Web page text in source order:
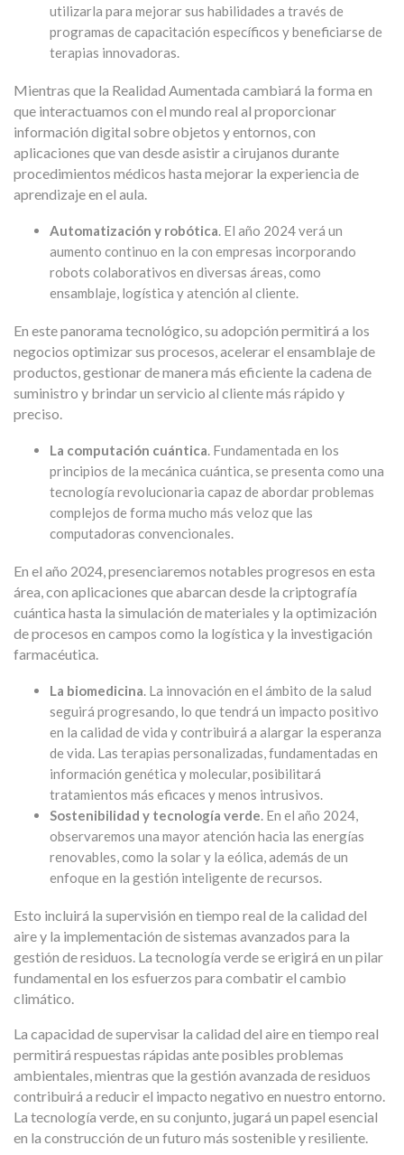
utilizarla para mejorar sus habilidades a través de
programas de capacitación específicos y beneficiarse de
terapias innovadoras.
Mientras que la Realidad Aumentada cambiará la forma en
que interactuamos con el mundo real al proporcionar
información digital sobre objetos y entornos, con
aplicaciones que van desde asistir a cirujanos durante
procedimientos médicos hasta mejorar la experiencia de
aprendizaje en el aula.
Automatización y robótica. El año 2024 verá un
aumento continuo en la con empresas incorporando
robots colaborativos en diversas áreas, como
ensamblaje, logística y atención al cliente.
En este panorama tecnológico, su adopción permitirá a los
negocios optimizar sus procesos, acelerar el ensamblaje de
productos, gestionar de manera más eficiente la cadena de
suministro y brindar un servicio al cliente más rápido y
preciso.
La computación cuántica. Fundamentada en los
principios de la mecánica cuántica, se presenta como una
tecnología revolucionaria capaz de abordar problemas
complejos de forma mucho más veloz que las
computadoras convencionales.
En el año 2024, presenciaremos notables progresos en esta
área, con aplicaciones que abarcan desde la criptografía
cuántica hasta la simulación de materiales y la optimización
de procesos en campos como la logística y la investigación
farmacéutica.
La biomedicina. La innovación en el ámbito de la salud
seguirá progresando, lo que tendrá un impacto positivo
en la calidad de vida y contribuirá a alargar la esperanza
de vida. Las terapias personalizadas, fundamentadas en
información genética y molecular, posibilitará
tratamientos más eficaces y menos intrusivos.
Sostenibilidad y tecnología verde. En el año 2024,
observaremos una mayor atención hacia las energías
renovables, como la solar y la eólica, además de un
enfoque en la gestión inteligente de recursos.
Esto incluirá la supervisión en tiempo real de la calidad del
aire y la implementación de sistemas avanzados para la
gestión de residuos. La tecnología verde se erigirá en un pilar
fundamental en los esfuerzos para combatir el cambio
climático.
La capacidad de supervisar la calidad del aire en tiempo real
permitirá respuestas rápidas ante posibles problemas
ambientales, mientras que la gestión avanzada de residuos
contribuirá a reducir el impacto negativo en nuestro entorno.
La tecnología verde, en su conjunto, jugará un papel esencial
en la construcción de un futuro más sostenible y resiliente.